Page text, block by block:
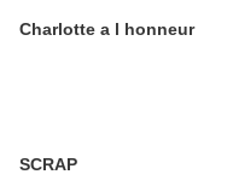
Charlotte a l honneur
SCRAP